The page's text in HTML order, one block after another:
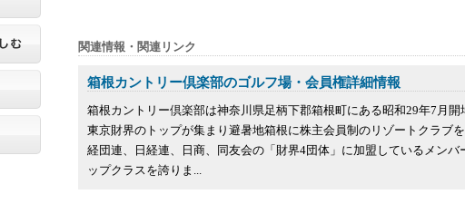
関連情報・関連リンク
箱根カントリー倶楽部のゴルフ場・会員権詳細情報
箱根カントリー倶楽部は神奈川県足柄下郡箱根町にある昭和29年7月開
東京財界のトップが集まり避暑地箱根に株主会員制のリゾートクラブを
経団連、日経連、日商、同友会の「財界4団体」に加盟しているメン
ップクラスを誇りま...